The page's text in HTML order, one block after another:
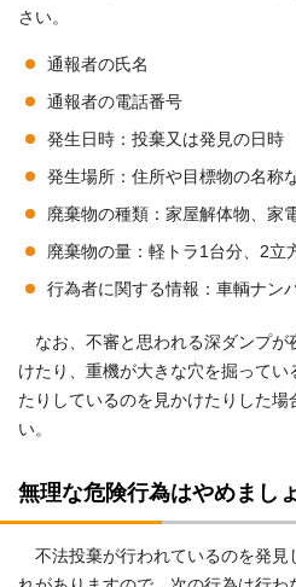
さい。
通報者の氏名
通報者の電話番号
発生日時：投棄又は発見の日時
発生場所：住所や目標物の名称
廃棄物の種類：家屋解体物、家
廃棄物の量：軽トラ1台分、2立
行為者に関する情報：車輌ナン
なお、不審と思われる深ダンプが
けたり、重機が大きな穴を掘って
たりしているのを見かけたりした場
い。
無理な危険行為はやめまし
不法投棄が行われているのを発見